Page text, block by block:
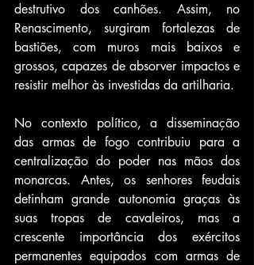
destrutivo dos canhões. Assim, no
Renascimento, surgiram fortalezas de
bastiões, com muros mais baixos e
grossos, capazes de absorver impactos e
resistir melhor às investidas da artilharia.
No contexto político, a disseminação
das armas de fogo contribuiu para a
centralização do poder nas mãos dos
monarcas. Antes, os senhores feudais
detinham grande autonomia graças às
suas tropas de cavaleiros, mas a
crescente importância dos exércitos
permanentes equipados com armas de